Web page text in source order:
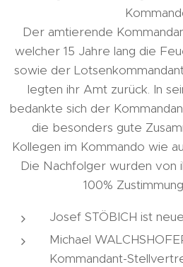
Der amtierende
welcher 15 Jahre lang die
sowie der
legten ihr Amt zurück. In
bedankte sich der
die besonders gute
Kollegen im Kommando wie
Die Nachfolger wurden von
100%
Josef STÖBICH ist
Michael
Kommandant-